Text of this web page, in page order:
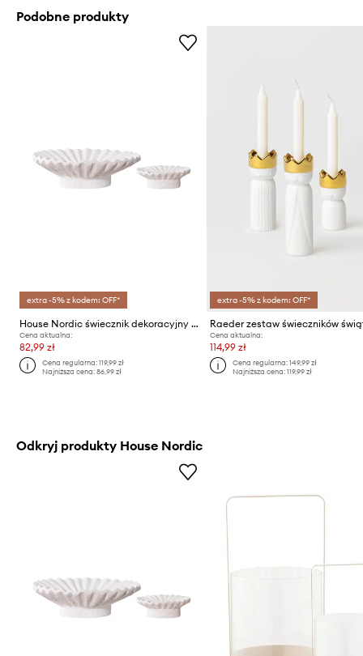
Podobne produkty
extra -5% z kodem: OFF*
House Nordic świecznik dekoracyjny 2-pack
Cena aktualna:
82,99 zł
Cena regularna:119,99 zł
Najniższa cena:86,99 zł
extra -5% z kodem: OFF*
Cena aktualna:
114,99 zł
Cena regularna: 149,99 zł
Najniższa cena: 119,99 zł
Odkryj produkty House Nordic